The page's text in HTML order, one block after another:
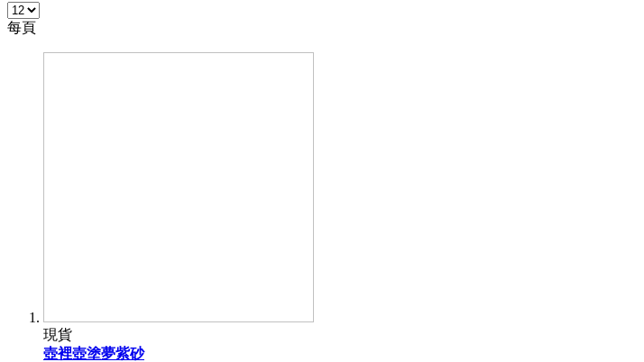
每頁
現貨
壺裡壺塗夢紫砂